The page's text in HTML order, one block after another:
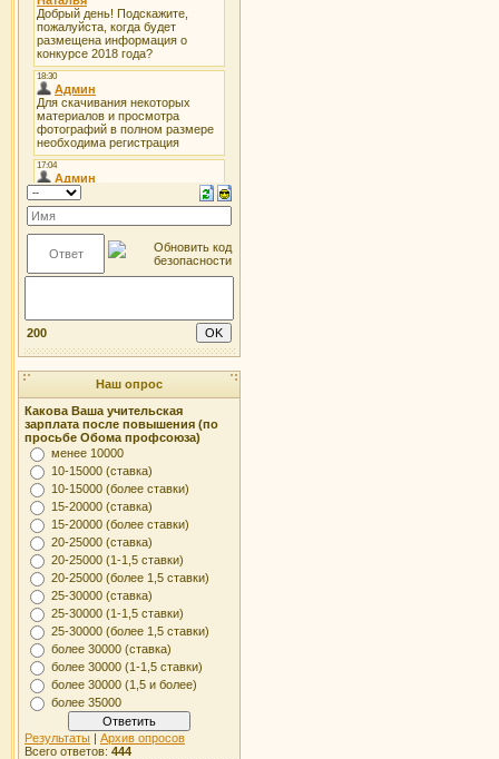
200
Наш опрос
Какова Ваша учительская
зарплата после повышения (по
просьбе Обома профсоюза)
менее 10000
10-15000 (ставка)
10-15000 (более ставки)
15-20000 (ставка)
15-20000 (более ставки)
20-25000 (ставка)
20-25000 (1-1,5 ставки)
20-25000 (более 1,5 ставки)
25-30000 (ставка)
25-30000 (1-1,5 ставки)
25-30000 (более 1,5 ставки)
более 30000 (ставка)
более 30000 (1-1,5 ставки)
более 30000 (1,5 и более)
более 35000
Результаты | Архив опросов
Всего ответов: 444